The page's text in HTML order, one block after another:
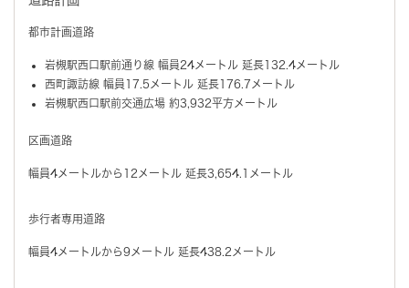
都市計画道路
岩槻駅西口駅前通り線 幅員24メートル 延長132.4メートル
西町諏訪線 幅員17.5メートル 延長176.7メートル
岩槻駅西口駅前交通広場 約3,932平方メートル
区画道路
幅員4メートルから12メートル 延長3,654.1メートル
歩行者専用道路
幅員4メートルから9メートル 延長438.2メートル